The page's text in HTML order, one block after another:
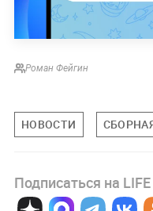
Роман Фейгин
НОВОСТИ
Подписаться на LIFE